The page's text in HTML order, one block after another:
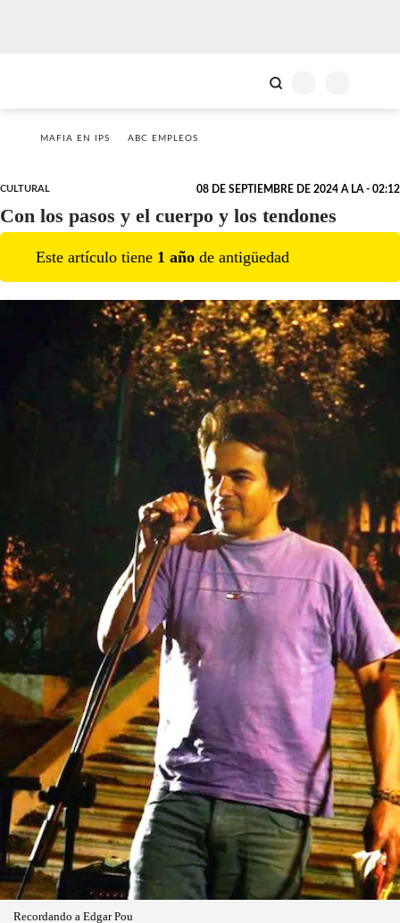
MAFIA EN IPS ABC EMPLEOS
CULTURAL 08 DE SEPTIEMBRE DE 2024 A LA - 02:12
Con los pasos y el cuerpo y los tendones
Este artículo tiene 1 año de antigüedad
Recordando a Edgar Pou